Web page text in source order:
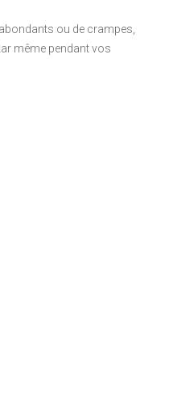
ou de crampes,
même pendant vos